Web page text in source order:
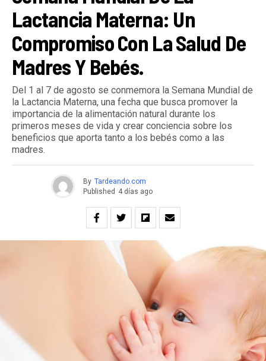
Lactancia Materna: Un
Compromiso Con La Salud De
Madres Y Bebés.
Del 1 al 7 de agosto se conmemora la Semana Mundial de
la Lactancia Materna, una fecha que busca promover la
importancia de la alimentación natural durante los
primeros meses de vida y crear conciencia sobre los
beneficios que aporta tanto a los bebés como a las
madres.
By Tardeando.com
Published 4 días ago